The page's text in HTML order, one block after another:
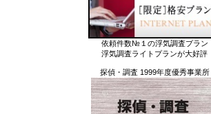
依頼件数№１の浮気調査プラン
浮気調査ライトプランが大好評
探偵・調査 1999年度優秀事業所